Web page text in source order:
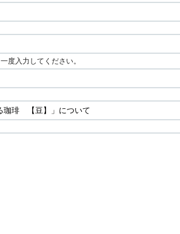
度入力してください。